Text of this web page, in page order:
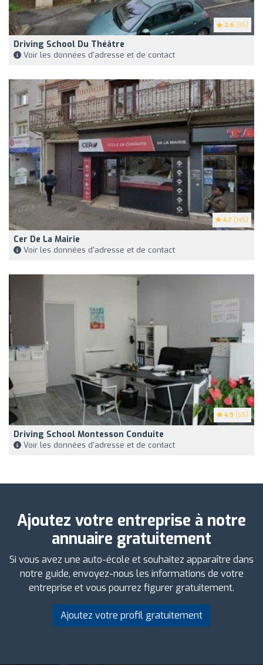
2.6 (35)
Driving School Du Théâtre
Voir les données d'adresse et de contact
4.7 (145)
Cer De La Mairie
Voir les données d'adresse et de contact
4.9 (65)
Driving School Montesson Conduite
Voir les données d'adresse et de contact
Ajoutez votre entreprise à notre
annuaire gratuitement
Si vous avez une auto-école et souhaitez apparaître dans
notre guide, envoyez-nous les informations de votre
entreprise et vous pourrez figurer gratuitement.
Ajoutez votre profil gratuitement